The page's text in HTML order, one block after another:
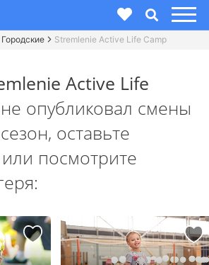
Городские Stremlenie Active Life Camp
Active Life
опубликовал смены
оставьте
посмотрите